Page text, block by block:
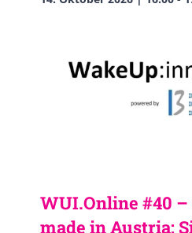
WUI.Online #40
made in Austria: